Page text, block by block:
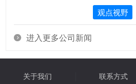
观点视野
 进入更多公司新闻
关于我们 联系方式